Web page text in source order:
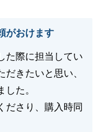
がおけます
た際に担当してい
きたいと思い、
た。
ださり、購入時同